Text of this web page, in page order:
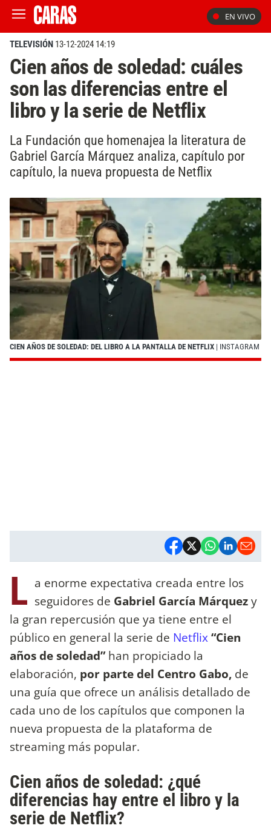
EN VIVO
TELEVISIÓN 13-12-2024 14:19
Cien años de soledad: cuáles
son las diferencias entre el
libro y la serie de Netflix
La Fundación que homenajea la literatura de
Gabriel García Márquez analiza, capítulo por
capítulo, la nueva propuesta de Netflix
CIEN AÑOS DE SOLEDAD: DEL LIBRO A LA PANTALLA DE NETFLIX | INSTAGRAM
L a enorme expectativa creada entre los
seguidores de Gabriel García Márquezy
la gran repercusión que ya tiene entre el
público en general la serie de Netflix“Cien
años de soledad”han propiciado la
elaboración, por parte del Centro Gabo, de
una guía que ofrece un análisis detallado de
cada uno de los capítulos que componen la
nueva propuesta de la plataforma de
streaming más popular.
Cien años de soledad: ¿qué
diferencias hay entre el libro y la
serie de Netflix?